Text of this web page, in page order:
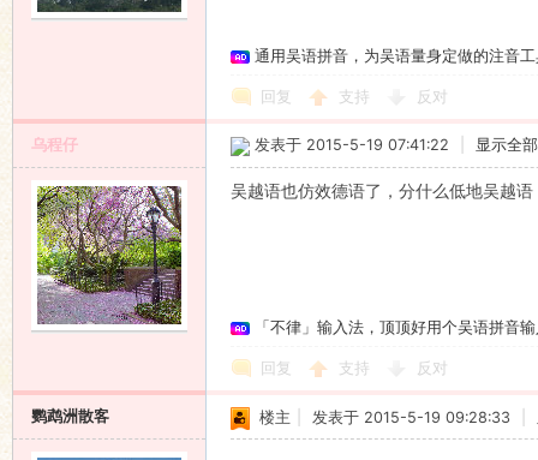
通用吴语拼音，为吴语量身定做的注音
回复 支持 反对
乌程仔 发表于 2015-5-19 07:41:22 显示全
吴越语也仿效德语了，分什么低地吴越
「不律」输入法，顶顶好用个吴语拼音
回复 支持 反对
鹦鹉洲散客 楼主 发表于 2015-5-19 09:28:33